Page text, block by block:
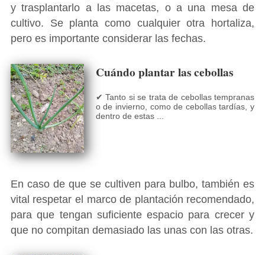
y trasplantarlo a las macetas, o a una mesa de
cultivo. Se planta como cualquier otra hortaliza,
pero es importante considerar las fechas.
Cuándo plantar las cebollas
✔ Tanto si se trata de cebollas tempranas
o de invierno, como de cebollas tardías, y
dentro de estas ...
En caso de que se cultiven para bulbo, también es
vital respetar el marco de plantación recomendado,
para que tengan suficiente espacio para crecer y
que no compitan demasiado las unas con las otras.